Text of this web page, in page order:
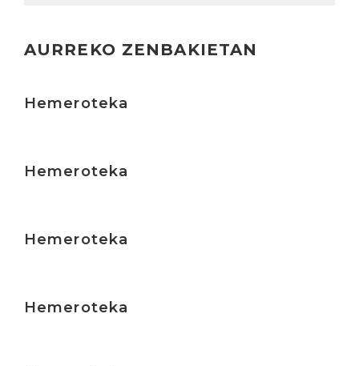
AURREKO ZENBAKIETAN
Hemeroteka
Hemeroteka
Hemeroteka
Hemeroteka